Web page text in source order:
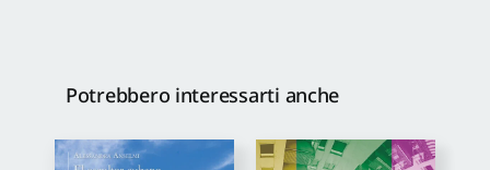
Potrebbero interessarti anche